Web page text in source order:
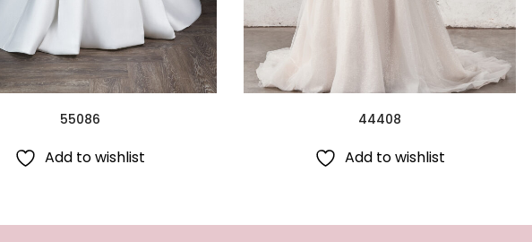
55086
Add to wishlist
44408
Add to wishlist